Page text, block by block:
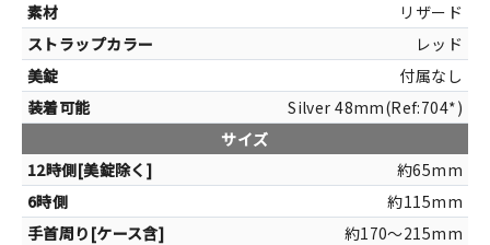
リザード
レッド
付属なし
Silver 48mm(Ref:704*)
サイズ
約65mm
約115mm
約170～215mm